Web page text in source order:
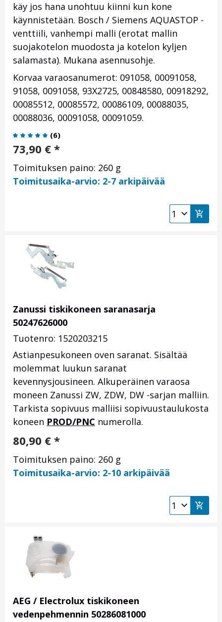
käy jos hana unohtuu kiinni kun kone
käynnistetään. Bosch / Siemens AQUASTOP -
venttiili, vanhempi malli (erotat mallin
suojakotelon muodosta ja kotelon kyljen
salamasta). Mukana asennusohje.
Korvaa varaosanumerot: 091058, 00091058,
91058, 0091058, 93X2725, 00848580, 00918292,
00085512, 00085572, 00086109, 00088035,
00088036, 00091058, 00091059.
(6)
73,90 € *
Toimituksen paino: 260 g
Toimitusaika-arvio: 2-7 arkipäivää
Zanussi tiskikoneen saranasarja
50247626000
Tuotenro: 1520203215
Astianpesukoneen oven saranat. Sisältää
molemmat luukun saranat
kevennysjousineen. Alkuperäinen varaosa
moneen Zanussi ZW, ZDW, DW -sarjan malliin.
Tarkista sopivuus malliisi sopivuustaulukosta
koneen PROD/PNC numerolla.
80,90 € *
Toimituksen paino: 260 g
Toimitusaika-arvio: 2-10 arkipäivää
AEG / Electrolux tiskikoneen
vedenpehmennin 50286081000